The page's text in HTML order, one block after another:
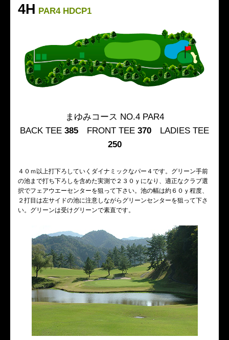
4H PAR4 HDCP1
まゆみコース NO.4 PAR4
BACK TEE 385 FRONT TEE 370 LADIES TEE
250
４０ｍ以上打下ろしていくダイナミックなパー４です。グリーン手前
の池まで打ち下ろしを含めた実測で２３０ｙになり、適正なクラブ選
択でフェアウエーセンターを狙って下さい。池の幅は約６０ｙ程度、
２打目は左サイドの池に注意しながらグリーンセンターを狙って下さ
い。グリーンは受けグリーンで素直です。